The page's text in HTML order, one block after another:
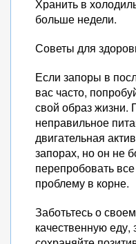
Хранить в
больше недели.
Советы для
Если запоры в
вас часто,
свой образ жизни.
неправильное
двигательная
запорах, но он не
перепробовать
проблему в корне.
Заботьтесь о
качественную еду,